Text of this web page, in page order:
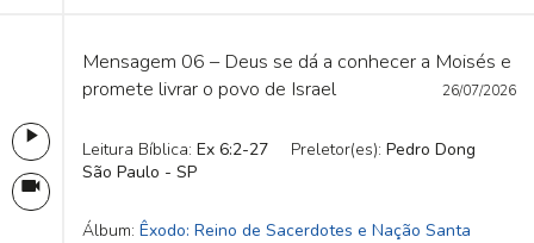
Mensagem 06 – Deus se dá a conhecer a Moisés e
promete livrar o povo de Israel
26/07/2026
Leitura Bíblica: Ex 6:2-27 Preletor(es): Pedro Dong
São Paulo - SP
Álbum: Êxodo: Reino de Sacerdotes e Nação Santa